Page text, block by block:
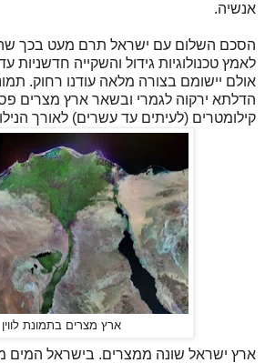
אנשיה.
הסכם השלום עם ישראל תרם מעט בכך
לאמץ טכנולוגיות גידול והשקייה חדשניות
אולם יישומם בצורה מלאה עודנו רחוק.
הדלתא ירקוה לגמרי ובשאר ארץ מצרים
קילומטרים (לעיתים עד עשרים) לאורך
ארץ מצרים בתמונת לווין
ארץ ישראל שונה ממצרים. בישראל המים